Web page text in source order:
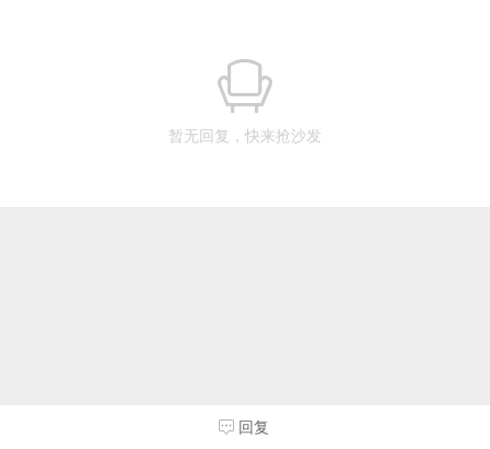
暂无回复，快来抢沙发
回复